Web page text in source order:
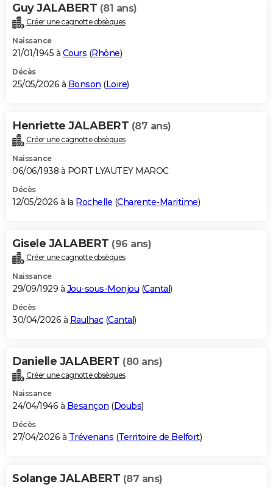
Carte de Noël
Carte Bonne année
Carte Saint-Valentin
Carte Pâques
Carte d'anniversaire
DICTIONNAIRE
Dictionnaire
Biographies
Citations
Expressions
Proverbes
PROGRAMME TV
S'inscrire
Se connecter
Lycées
Collèges
Primaires
Universités
Entreprises
Service militaire
Avis de recherche
AVIS DE DÉCÈS
Bricolage
Lifestyle
Culture
Sport
Auto
Television
Voyage
Cinema
Guy JALABERT (81 ans)
Créer une cagnotte obsèques
Naissance
21/01/1945 à Cours (Rhône)
Décès
25/05/2026 à Bonson (Loire)
Henriette JALABERT (87 ans)
Créer une cagnotte obsèques
Naissance
06/06/1938 à PORT LYAUTEY MAROC
Décès
12/05/2026 à la Rochelle (Charente-Maritime)
Gisele JALABERT (96 ans)
Créer une cagnotte obsèques
Naissance
29/09/1929 à Jou-sous-Monjou (Cantal)
Décès
30/04/2026 à Raulhac(Cantal)
Danielle JALABERT (80 ans)
Créer une cagnotte obsèques
Naissance
24/04/1946 à Besançon (Doubs)
Décès
27/04/2026 à Trévenans (Territoire de Belfort)
Solange JALABERT (87 ans)